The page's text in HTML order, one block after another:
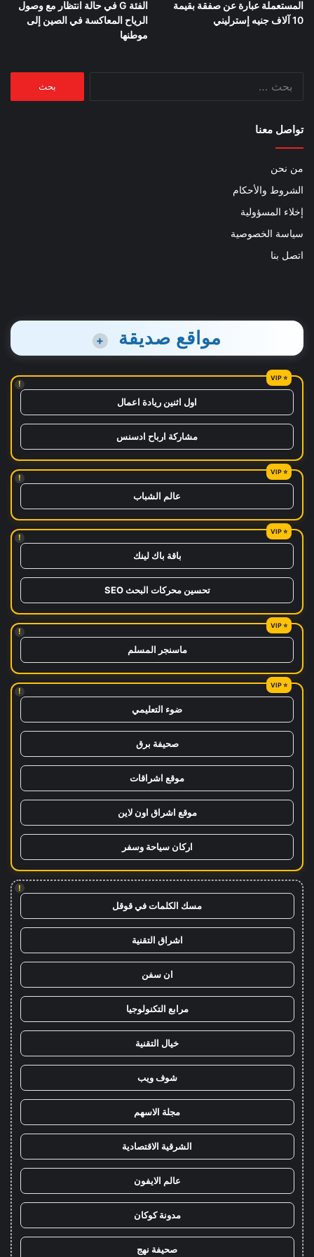
المستعملة عبارة عن صفقة بقيمة
10 آلاف جنيه إسترليني
الفئة G في حالة انتظار مع وصول
الرياح المعاكسة في الصين إلى
موطنها
تواصل معنا
من نحن
الشروط والأحكام
إخلاء المسؤولية
سياسة الخصوصية
اتصل بنا
مواقع صديقة +
!
اول اثنين ريادة اعمال
مشاركة ارباح ادسنس
!
عالم الشباب
!
باقة باك لينك
تحسين محركات البحث SEO
!
ماسنجر المسلم
!
ضوء التعليمي
صحيفة برق
موقع اشراقات
موقع اشراق اون لاين
اركان سياحة وسفر
!
مسك الكلمات في قوقل
اشراق التقنية
ان سفن
مرابع التكنولوجيا
خيال التقنية
شوف ويب
مجلة الاسهم
الشرقية الاقتصادية
عالم الايفون
مدونة كوكان
صحيفة نهج